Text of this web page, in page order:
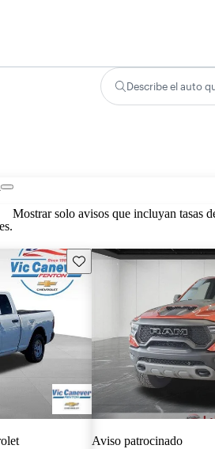
Describe el auto
Mostrar solo avisos que incluyan tasas
Guarda este Aviso
Aviso patrocinado